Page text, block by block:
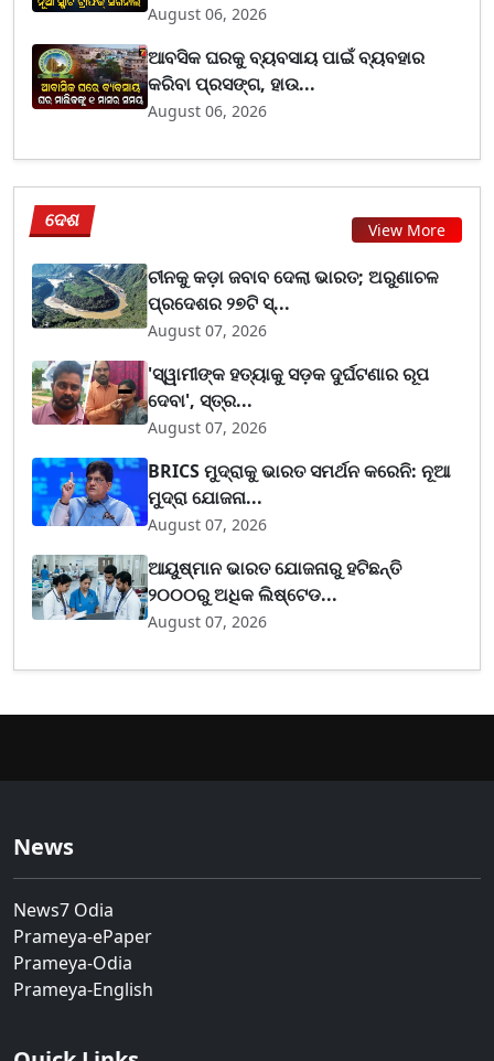
August 06, 2026
ଆବସିକ ଘରକୁ ବ୍ୟବସାୟ ପାଇଁ ବ୍ୟବହାର
କରିବା ପ୍ରସଙ୍ଗ, ହାଉ...
August 06, 2026
ଦେଶ View More
ଚୀନକୁ କଡ଼ା ଜବାବ ଦେଲା ଭାରତ; ଅରୁଣାଚଳ
ପ୍ରଦେଶର ୨୭ଟି ସ୍...
August 07, 2026
'ସ୍ୱାମୀଙ୍କ ହତ୍ୟାକୁ ସଡ଼କ ଦୁର୍ଘଟଣାର ରୂପ
ଦେବା', ସ୍ତ୍ର...
August 07, 2026
BRICS ମୁଦ୍ରାକୁ ଭାରତ ସମର୍ଥନ କରେନି: ନୂଆ
ମୁଦ୍ରା ଯୋଜନା...
August 07, 2026
ଆୟୁଷ୍ମାନ ଭାରତ ଯୋଜନାରୁ ହଟିଛନ୍ତି
୨୦୦୦ରୁ ଅଧିକ ଲିଷ୍ଟେଡ...
August 07, 2026
News
News7 Odia
Prameya-ePaper
Prameya-Odia
Prameya-English